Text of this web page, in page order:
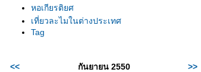
หอเกียรติยศ
เที่ยวละไมในต่างประเทศ
Tag
<< กันยายน 2550
>>